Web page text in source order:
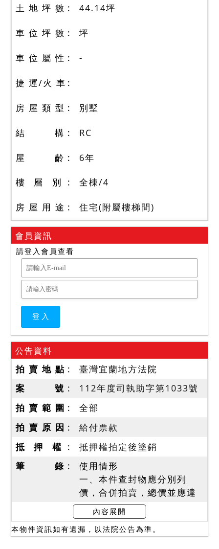
土 地 坪 數 44.14坪
車 位 坪 數 坪
車 位 屬 性 -
捷 運/火 車
房 屋 類 型 別墅
結 構 RC
屋 齡 6年
樓 層 別 全棟/4
房 屋 用 途 住宅(附屬樓梯間)
會員資訊
請登入會員查看
公告資料
拍 賣 地 點
臺灣宜蘭地方法院
案 號
112年度司執助字第1033號
拍 賣 範 圍
全部
拍 賣 原 因
給付票款
抵 押 權
抵押權拍定後塗銷
筆 錄
使用情形
一、本件查封物應分別列
價，合併拍賣，總價並應達
到底價，以總價最高者得
標。
二、抵押權登記拍定後塗
內容展開
本物件資訊如有遺漏，以法院公告為準。